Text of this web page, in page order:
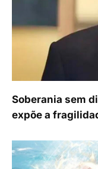
Soberania sem
expõe a